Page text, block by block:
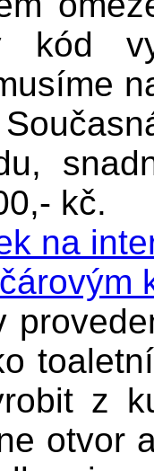
kód
kč.
na
z
otvor